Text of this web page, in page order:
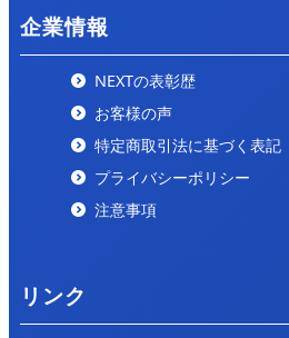
企業情報
NEXTの表彰歴
お客様の声
特定商取引法に基づく表記
プライバシーポリシー
注意事項
リンク